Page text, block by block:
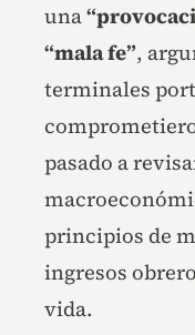
una
“mala fe”,
terminales
pasado a
principios de
ingresos
vida.